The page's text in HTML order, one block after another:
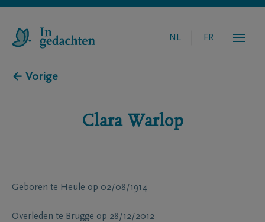
NL FR
← Vorige
Clara Warlop
Geboren te Heule op 02/08/1914
Overleden te Brugge op 28/12/2012